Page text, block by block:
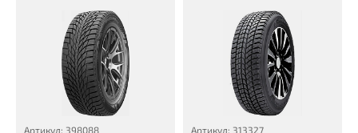
Артикул: 398088
Артикул: 313327